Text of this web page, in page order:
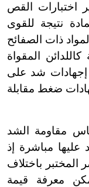
اختبارات القص
نتيجة للقوى
ذات الصفائح
المقواة
إجهادات شد على
ضغط مقابلة
مقاومة الشد
عليها مباشرة إذ
باختلاف
معرفة قيمة